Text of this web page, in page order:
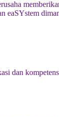
eaSYstem
dan